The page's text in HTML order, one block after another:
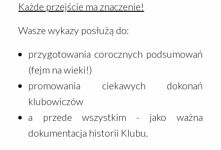
Każde przejście ma znaczenie!
Wasze wykazy posłużą do:
przygotowania corocznych podsumowań
(fejm na wieki!)
promowania ciekawych dokonań
klubowiczów
a przede wszystkim - jako ważna
dokumentacja historii Klubu.